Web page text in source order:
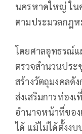
นครหาดใหญ่ ใน
ตามประมวลกฎห
โดยศาลอุทธรณ์
ตรวจสำนวนประ
สร้างวัตถุมงคลดั
ส่งเสริมการท่อง
อำนาจหน้าที่ขอ
ได้ แม้ไม่ได้ตั้งง